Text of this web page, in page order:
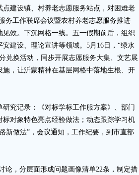
建设镇、村养老志愿服务站点，对困难老
务工作联席会议暨农村养老志愿服务推进
效。下沉网格一线。五一假期前后，组织
建设、理论宣讲等领域。5月16日，“绿水
兑换活动，同步开展志愿服务大集、文艺展
，让沂蒙精神在基层网格中落地生根、开
究记录；《对标学标工作服方案》、部门
对象特色亮点经验做法；动态跟踪学习机
新做法”，会议通知，工作纪要，到市直部
论，分层面形成问题画像清单22条，制定措